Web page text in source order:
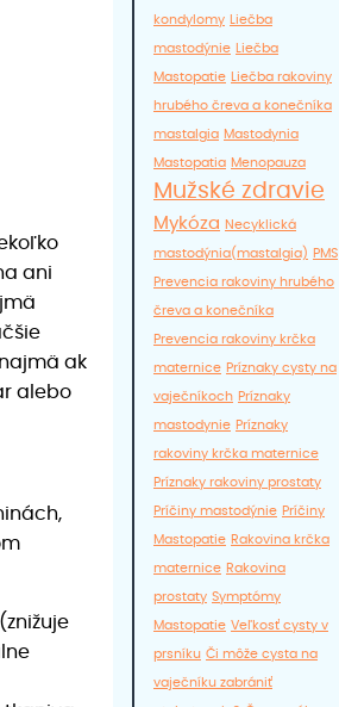
ani
ak
alebo
kondylomy Liečba
mastodýnie Liečba
Mastopatie Liečba rakoviny
hrubého čreva a konečníka
mastalgia Mastodynia
Mastopatia Menopauza
Mužské zdravie
Mykóza Necyklická
mastodýnia(mastalgia) PMS
Prevencia rakoviny hrubého
čreva a konečníka
Prevencia rakoviny krčka
maternice Príznaky cysty na
vaječníkoch Príznaky
mastodynie Príznaky
rakoviny krčka maternice
Príznaky rakoviny prostaty
Príčiny mastodýnie Príčiny
Mastopatie Rakovina krčka
maternice Rakovina
prostaty Symptómy
Mastopatie Veľkosť cysty v
prsníku Či môže cysta na
vaječníku zabrániť